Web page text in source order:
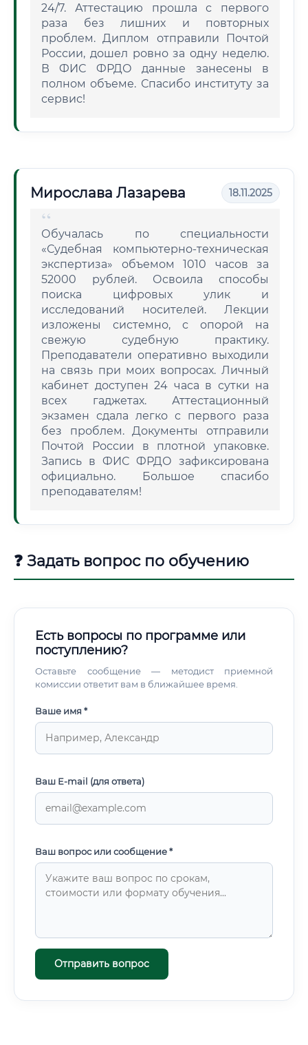
24/7. Аттестацию прошла с первого
раза без лишних и повторных
проблем. Диплом отправили Почтой
России, дошел ровно за одну неделю.
В ФИС ФРДО данные занесены в
полном объеме. Спасибо институту за
сервис!
Мирослава Лазарева 18.11.2025
Обучалась по специальности
«Судебная компьютерно-техническая
экспертиза» объемом 1010 часов за
52000 рублей. Освоила способы
поиска цифровых улик и
исследований носителей. Лекции
изложены системно, с опорой на
свежую судебную практику.
Преподаватели оперативно выходили
на связь при моих вопросах. Личный
кабинет доступен 24 часа в сутки на
всех гаджетах. Аттестационный
экзамен сдала легко с первого раза
без проблем. Документы отправили
Почтой России в плотной упаковке.
Запись в ФИС ФРДО зафиксирована
официально. Большое спасибо
преподавателям!
❓ Задать вопрос по обучению
Есть вопросы по программе или
поступлению?
Оставьте сообщение — методист приемной
комиссии ответит вам в ближайшее время.
Ваше имя *
Ваш E-mail (для ответа)
Ваш вопрос или сообщение *
Отправить вопрос